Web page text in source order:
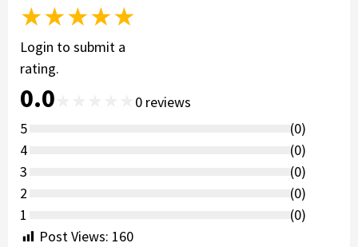
★★★★★
Login to submit a
rating.
0.0 0 reviews
5
(0)
4
(0)
3
(0)
2
(0)
1
(0)
Post Views: 160